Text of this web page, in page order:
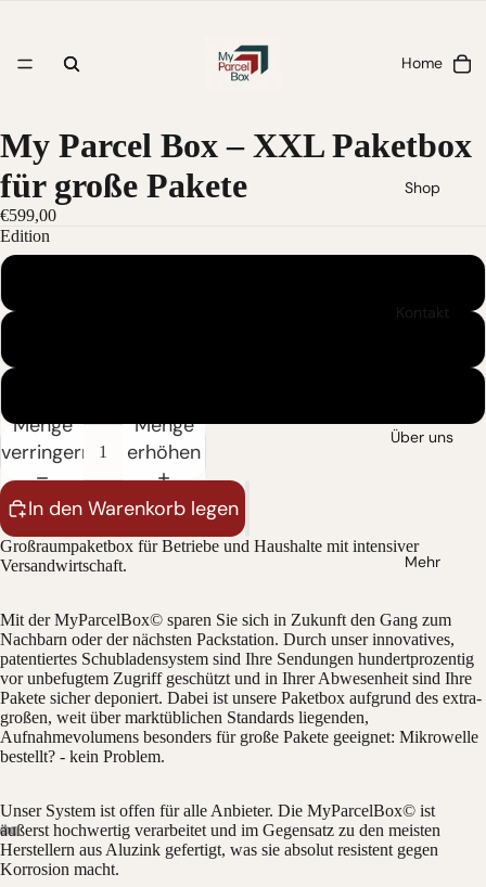
Home
Shop
Kontakt
Über uns
Mehr
My Parcel Box – XXL Paketbox
für große Pakete
€599,00
Edition
Menge
verringern
Menge
erhöhen
In den Warenkorb legen
Großraumpaketbox für Betriebe und Haushalte mit intensiver
Versandwirtschaft.
Mit der MyParcelBox© sparen Sie sich in Zukunft den Gang zum
Nachbarn oder der nächsten Packstation. Durch unser innovatives,
patentiertes Schubladensystem sind Ihre Sendungen hundertprozentig
vor unbefugtem Zugriff geschützt und in Ihrer Abwesenheit sind Ihre
Pakete sicher deponiert. Dabei ist unsere Paketbox aufgrund des extra-
großen, weit über marktüblichen Standards liegenden,
Aufnahmevolumens besonders für große Pakete geeignet: Mikrowelle
bestellt? - kein Problem.
Unser System ist offen für alle Anbieter. Die MyParcelBox© ist
äußerst hochwertig verarbeitet und im Gegensatz zu den meisten
Herstellern aus Aluzink gefertigt, was sie absolut resistent gegen
Korrosion macht.